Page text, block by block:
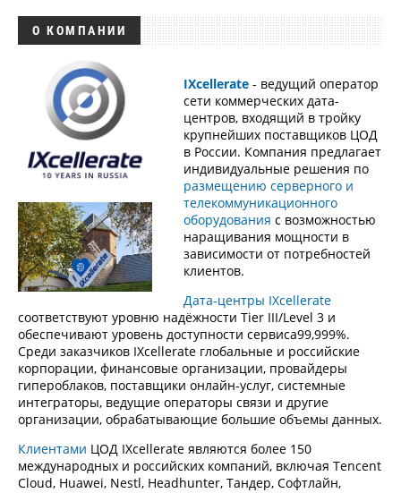
О КОМПАНИИ
IXcellerate - ведущий оператор
сети коммерческих дата-
центров, входящий в тройку
крупнейших поставщиков ЦОД
в России. Компания предлагает
индивидуальные решения по
размещению серверного и
телекоммуникационного
оборудования с возможностью
наращивания мощности в
зависимости от потребностей
клиентов.
Дата-центры IXcellerate
соответствуют уровню надёжности Tier III/Level 3 и
обеспечивают уровень доступности сервиса99,999%.
Среди заказчиков IXcellerate глобальные и российские
корпорации, финансовые организации, провайдеры
гипероблаков, поставщики онлайн-услуг, системные
интеграторы, ведущие операторы связи и другие
организации, обрабатывающие большие объемы данных.
Клиентами ЦОД IXcellerate являются более 150
международных и российских компаний, включая Tencent
Cloud, Huawei, Nestl, Headhunter, Тандер, Софтлайн,